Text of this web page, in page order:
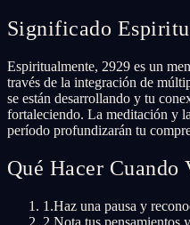
Significado
Espiritualmente, 2929 es un
través de la integración de
se están desarrollando y tu
fortaleciendo. La meditación y
período profundizarán tu
Qué Hacer Cuando
1.Haz una pausa y
2.Nota tus pensamientos